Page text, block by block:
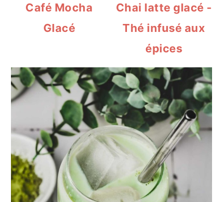
Café Mocha
Glacé
Chai latte glacé -
Thé infusé aux
épices